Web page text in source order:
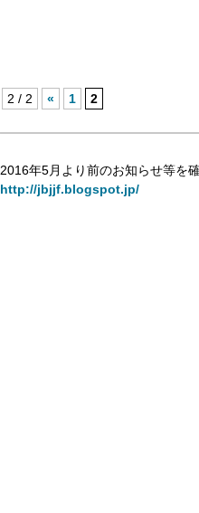
2 / 2 « 1 2
2016年5月より前のお知らせ等を
http://jbjjf.blogspot.jp/